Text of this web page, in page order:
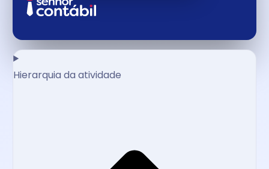
Hierarquia da atividade